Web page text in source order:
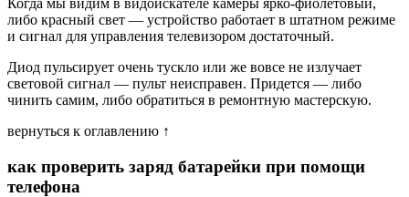
Когда мы видим в видоискателе камеры ярко-фиолетовый,
либо красный свет — устройство работает в штатном режиме
и сигнал для управления телевизором достаточный.
Диод пульсирует очень тускло или же вовсе не излучает
световой сигнал — пульт неисправен. Придется — либо
чинить самим, либо обратиться в ремонтную мастерскую.
вернуться к оглавлению ↑
как проверить заряд батарейки при помощи
телефона